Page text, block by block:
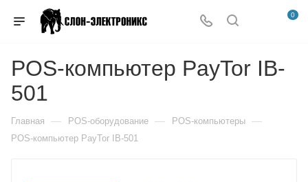
0
POS-компьютер PayTor IB-
501
Главная — POS-оборудование — POS-компьютеры —
POS-компьютер PayTor IB-501